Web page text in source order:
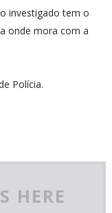
investigado tem o
onde mora com a
Polícia.
HERE